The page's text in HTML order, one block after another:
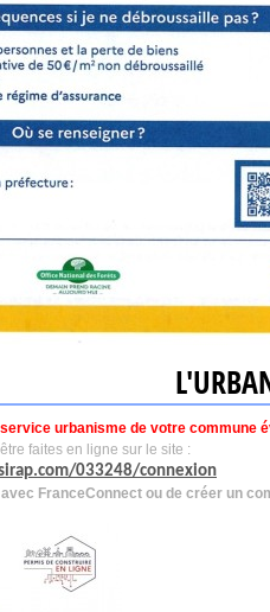
urbanisme de votre commune
faites en ligne sur le site :
033248/connexion
FranceConnect ou de créer un